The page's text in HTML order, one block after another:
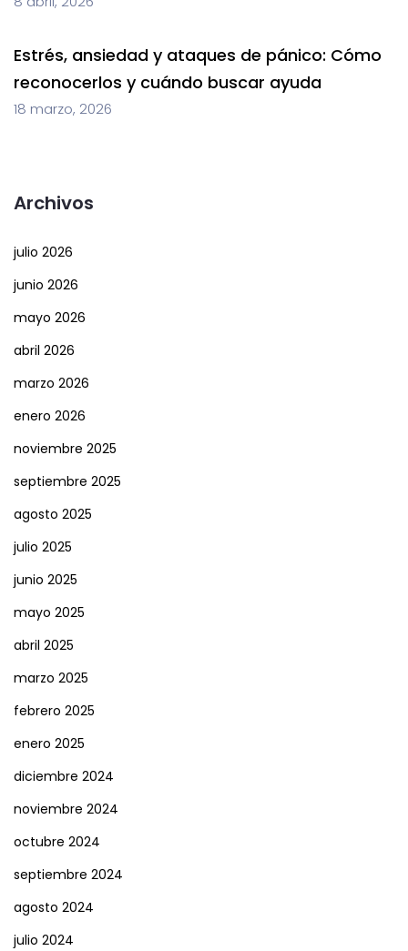
Estrés, ansiedad y ataques de pánico: Cómo
reconocerlos y cuándo buscar ayuda
18 marzo, 2026
Archivos
julio 2026
junio 2026
mayo 2026
abril 2026
marzo 2026
enero 2026
noviembre 2025
septiembre 2025
agosto 2025
julio 2025
junio 2025
mayo 2025
abril 2025
marzo 2025
febrero 2025
enero 2025
diciembre 2024
noviembre 2024
octubre 2024
septiembre 2024
agosto 2024
julio 2024